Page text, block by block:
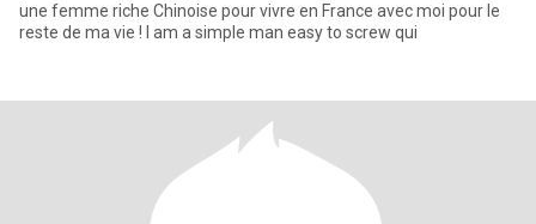
une femme riche Chinoise pour vivre en France avec moi pour le
reste de ma vie ! I am a simple man easy to screw qui